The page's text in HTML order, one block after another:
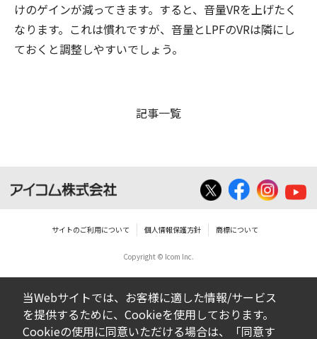
けのゲインが減ってきます。すると、音量VRを上げたく
なります。これは慣れですが、音量とLPFのVRは隣にし
ておくと調整しやすいでしょう。
記事一覧
サイトのご利用について 個人情報保護方針 商標について
Copyright © Icom Inc.
当Webサイトでは、お客様に適した情報/サービス
を提供するために、Cookieを使用しております。
Cookieの使用に同意いただける場合は、「同意す